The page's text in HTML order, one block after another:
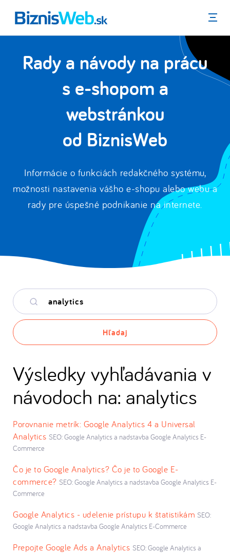
Menu
Rady a návody na prácu
s e-shopom a
webstránkou
od BiznisWeb
Informácie o funkciách redakčného systému,
možnosti nastavenia vášho e-shopu alebo webu a
rady pre úspešné podnikanie na internete.
Hľadané
kľúčové
slovo
Hľadaj
Výsledky vyhľadávania v
návodoch na: analytics
Porovnanie metrík: Google Analytics 4 a Universal
Analytics SEO: Google Analytics a nadstavba Google Analytics E-
Commerce
Čo je to Google Analytics? Čo je to Google E-
commerce? SEO: Google Analytics a nadstavba Google Analytics E-
Commerce
Google Analytics - udelenie prístupu k štatistikám SEO:
Google Analytics a nadstavba Google Analytics E-Commerce
Prepojte Google Ads a Analytics SEO: Google Analytics a